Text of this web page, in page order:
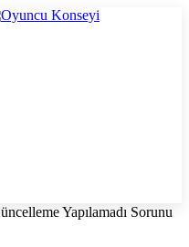
Yapılamadı Sorunu